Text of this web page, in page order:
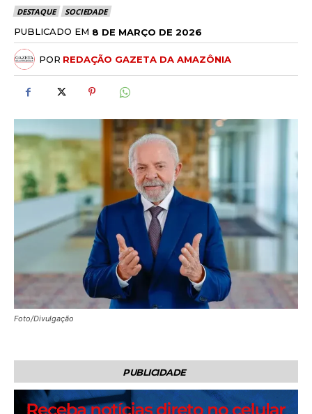
DESTAQUE SOCIEDADE
PUBLICADO EM 8 DE MARÇO DE 2026
POR REDAÇÃO GAZETA DA AMAZÔNIA
Foto/Divulgação
PUBLICIDADE